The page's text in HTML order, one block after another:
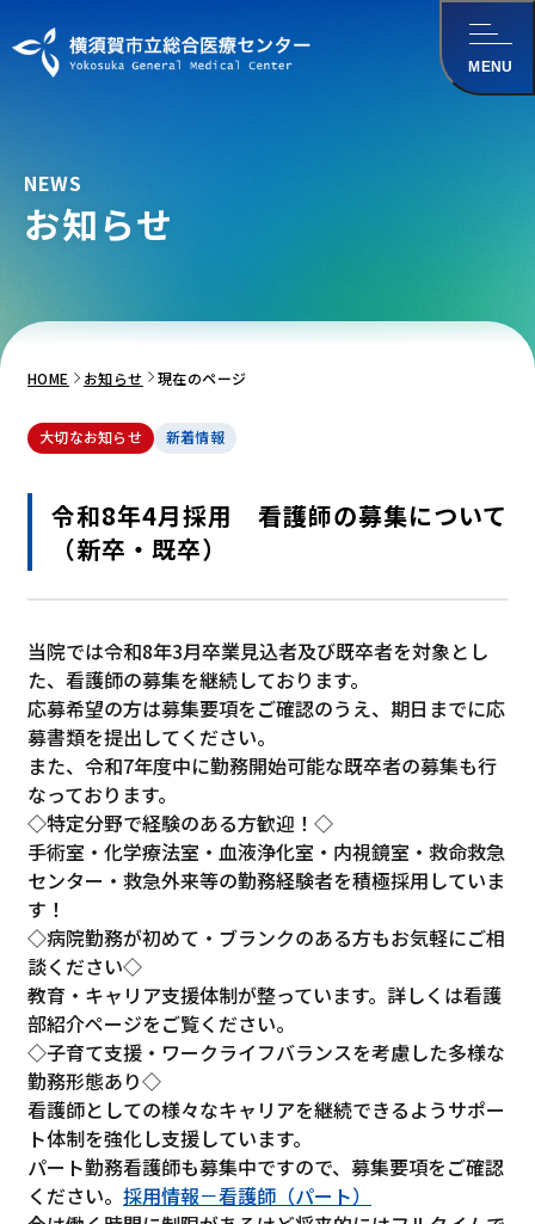
にスキップ
MENU
NEWS
お知らせ
HOME お知らせ 現在のページ
大切なお知らせ 新着情報
令和8年4月採用 看護師の募集について
（新卒・既卒）
当院では令和8年3月卒業見込者及び既卒者を対象とし
た、看護師の募集を継続しております。
応募希望の方は募集要項をご確認のうえ、期日までに応
募書類を提出してください。
また、令和7年度中に勤務開始可能な既卒者の募集も行
なっております。
◇特定分野で経験のある方歓迎！◇
手術室・化学療法室・血液浄化室・内視鏡室・救命救急
センター・救急外来等の勤務経験者を積極採用していま
す！
◇病院勤務が初めて・ブランクのある方もお気軽にご相
談ください◇
教育・キャリア支援体制が整っています。詳しくは看護
部紹介ページをご覧ください。
◇子育て支援・ワークライフバランスを考慮した多様な
勤務形態あり◇
看護師としての様々なキャリアを継続できるようサポー
ト体制を強化し支援しています。
パート勤務看護師も募集中ですので、募集要項をご確認
ください。 採用情報－看護師（パート）